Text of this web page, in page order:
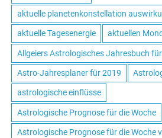
aktuelle planetenkonstellation
aktuelle Tagesenergie aktuellen
Allgeiers Astrologisches Jahresbuch
Astro-Jahresplaner für 2019
astrologische einflüsse
Astrologische Prognose für die Woche
Astrologische Prognose für die Woche